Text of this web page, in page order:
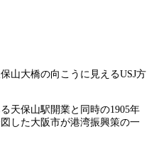
山大橋の向こうに見えるUSJ方
天保山駅開業と同時の1905年
した大阪市が港湾振興策の一